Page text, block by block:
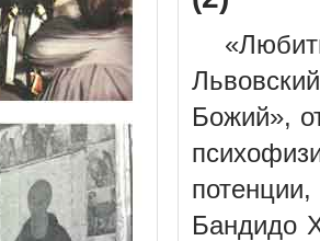
Божий»,
Бандидо